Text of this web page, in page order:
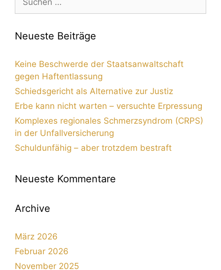
Neueste Beiträge
Keine Beschwerde der Staatsanwaltschaft
gegen Haftentlassung
Schiedsgericht als Alternative zur Justiz
Erbe kann nicht warten – versuchte Erpressung
Komplexes regionales Schmerzsyndrom (CRPS)
in der Unfallversicherung
Schuldunfähig – aber trotzdem bestraft
Neueste Kommentare
Archive
März 2026
Februar 2026
November 2025